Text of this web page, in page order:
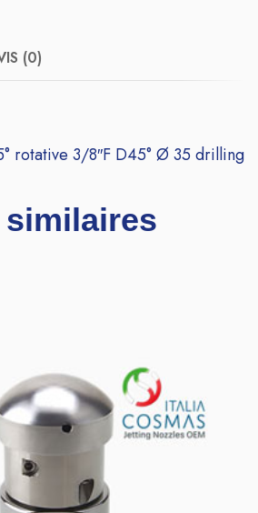
(0)
rotative 3/8″F D45° Ø 35 drilling